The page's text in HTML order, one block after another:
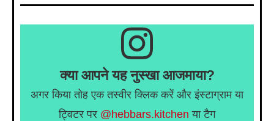
क्या आपने यह नुस्खा आजमाया?
अगर किया तोह एक तस्वीर क्लिक करें और इंस्टाग्राम या
ट्विटर पर @hebbars.kitchen या टैग